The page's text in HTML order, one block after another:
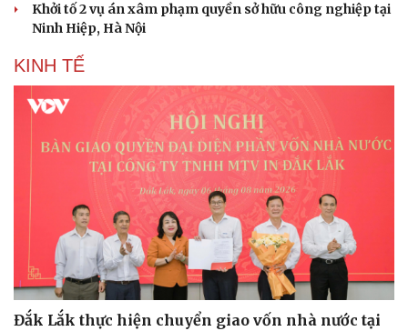
Khởi tố 2 vụ án xâm phạm quyền sở hữu công nghiệp tại
Ninh Hiệp, Hà Nội
KINH TẾ
Đắk Lắk thực hiện chuyển giao vốn nhà nước tại